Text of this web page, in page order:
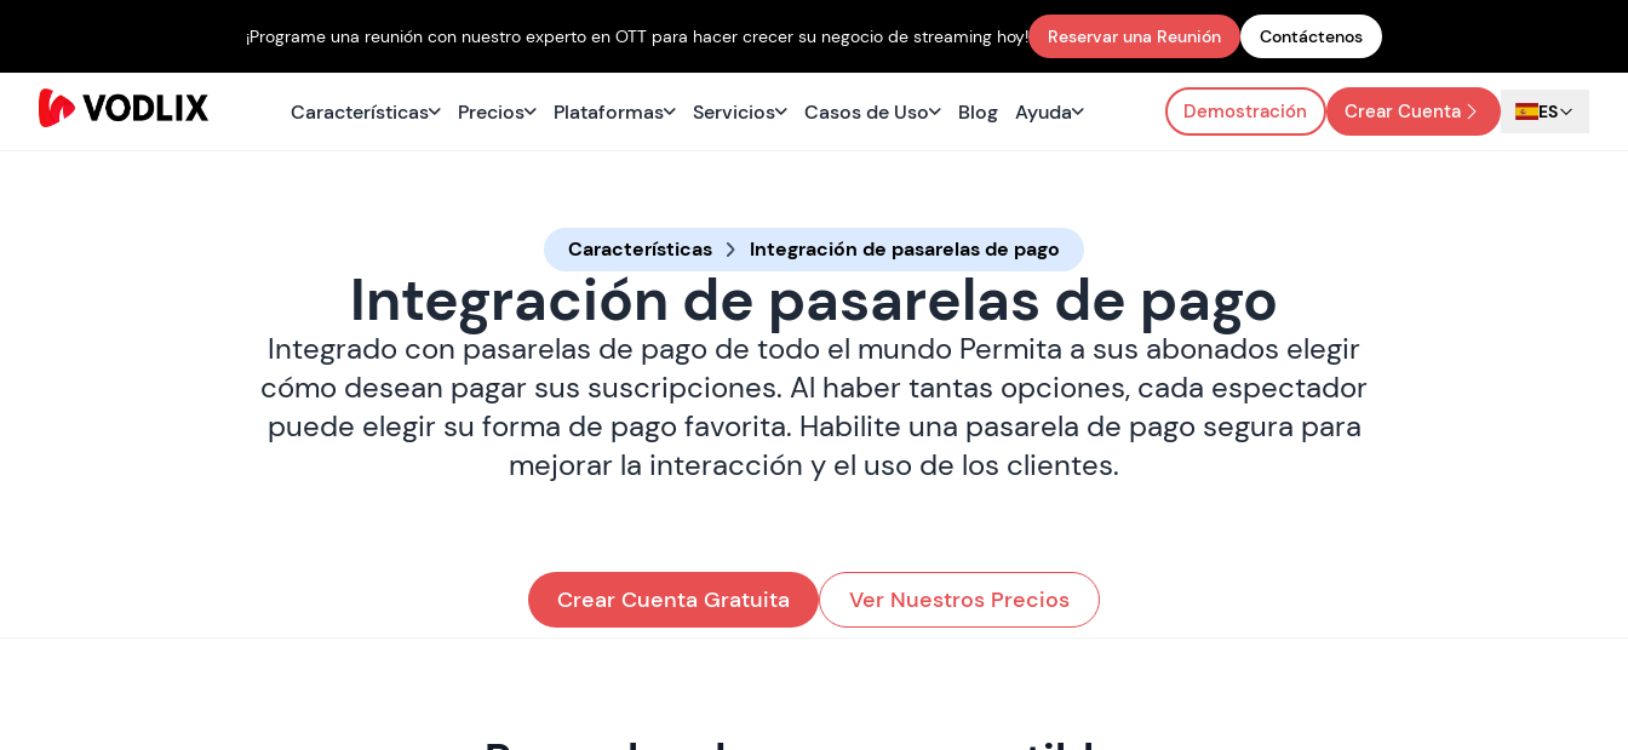
¡Programe una reunión con nuestro experto en OTT para hacer crecer su negocio de streaming hoy! Reservar una Reunión Contáctenos
Características Precios Plataformas Servicios Casos de Uso Blog Ayuda Demostración Crear Cuenta ES
Características Integración de pasarelas de pago
Integración de pasarelas de pago
Integrado con pasarelas de pago de todo el mundo Permita a sus abonados elegir
cómo desean pagar sus suscripciones. Al haber tantas opciones, cada espectador
puede elegir su forma de pago favorita. Habilite una pasarela de pago segura para
mejorar la interacción y el uso de los clientes.
Crear Cuenta Gratuita Ver Nuestros Precios